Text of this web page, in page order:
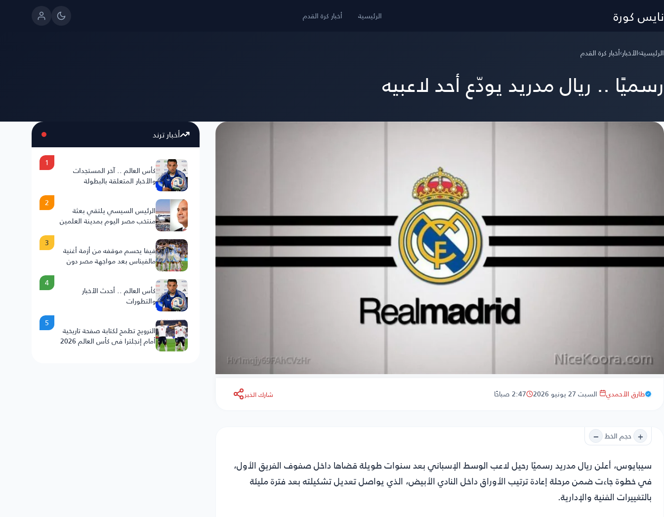
نايس كورة الرئيسية أخبار كرة القدم
الرئيسية›الأخبار›أخبار كرة القدم
رسميًا .. ريال مدريد يودّع أحد لاعبيه
طارق الأحمدي السبت 27 يونيو 2026 2:47 صباحًا شارك الخبر
+ حجم الخط −
سيبايوس، أعلن ريال مدريد رسميًا رحيل لاعب الوسط الإسباني بعد سنوات طويلة قضاها داخل صفوف الفريق الأول،
في خطوة جاءت ضمن مرحلة إعادة ترتيب الأوراق داخل النادي الأبيض، الذي يواصل تعديل تشكيلته بعد فترة مليئة
بالتغييرات الفنية والإدارية.
أخبار ترند
كأس العالم .. آخر المستجدات
والأخبار المتعلقة بالبطولة
1
الرئيس السيسي يلتقي بعثة
منتخب مصر اليوم بمدينة العلمين
2
فيفا يحسم موقفه من أزمة أغنية
مالفيناس بعد مواجهة مصر دون
3
كأس العالم .. أحدث الأخبار
والتطورات
4
النرويج تطمح لكتابة صفحة تاريخية
أمام إنجلترا في كأس العالم 2026
5